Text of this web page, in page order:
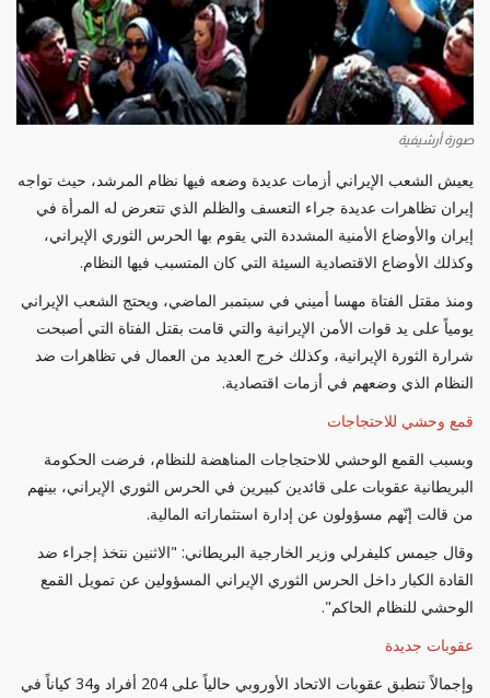
صورة أرشيفية
يعيش الشعب الإيراني أزمات عديدة وضعه فيها نظام المرشد، حيث تواجه
إيران تظاهرات عديدة جراء التعسف والظلم الذي تتعرض له المرأة في
إيران والأوضاع الأمنية المشددة التي يقوم بها الحرس الثوري الإيراني،
وكذلك الأوضاع الاقتصادية السيئة التي كان المتسبب فيها النظام.
ومنذ مقتل الفتاة مهسا أميني في سبتمبر الماضي، ويحتج الشعب الإيراني
يومياً على يد قوات الأمن الإيرانية والتي قامت بقتل الفتاة التي أصبحت
شرارة الثورة الإيرانية، وكذلك خرج العديد من العمال في تظاهرات ضد
النظام الذي وضعهم في أزمات اقتصادية.
قمع وحشي للاحتجاجات
وبسبب القمع الوحشي للاحتجاجات المناهضة للنظام، فرضت الحكومة
البريطانية عقوبات على قائدين كبيرين في الحرس الثوري الإيراني، بينهم
من قالت إنّهم مسؤولون عن إدارة استثماراته المالية.
وقال جيمس كليفرلي وزير الخارجية البريطاني: "الاثنين نتخذ إجراء ضد
القادة الكبار داخل الحرس الثوري الإيراني المسؤولين عن تمويل القمع
الوحشي للنظام الحاكم".
عقوبات جديدة
وإجمالاً تنطبق عقوبات الاتحاد الأوروبي حالياً على 204 أفراد و34 كياناً في